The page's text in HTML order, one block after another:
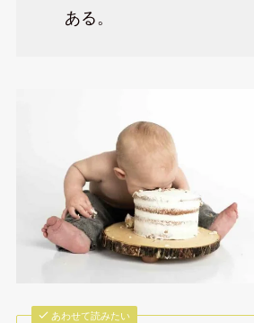
ある。
あわせて読みたい